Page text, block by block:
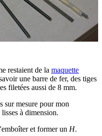
restaient de la maquette
une barre de fer, des tiges
filetées aussi de 8 mm.
sur mesure pour mon
à dimension.
et former un H.